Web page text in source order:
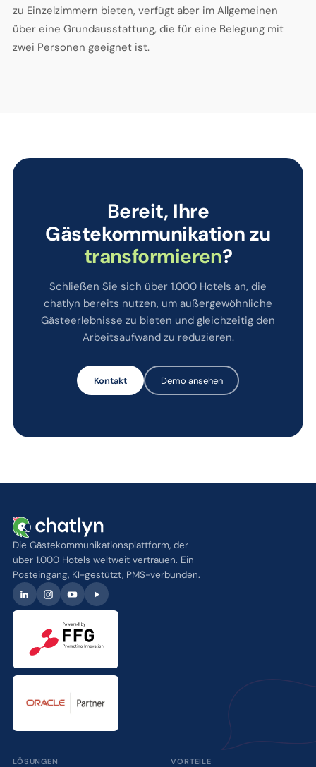
zu Einzelzimmern bieten, verfügt aber im Allgemeinen
über eine Grundausstattung, die für eine Belegung mit
zwei Personen geeignet ist.
Bereit, Ihre
Gästekommunikation zu
transformieren?
Schließen Sie sich über 1.000 Hotels an, die
chatlyn bereits nutzen, um außergewöhnliche
Gästeerlebnisse zu bieten und gleichzeitig den
Arbeitsaufwand zu reduzieren.
Kontakt Demo ansehen
Die Gästekommunikationsplattform, der
über 1.000 Hotels weltweit vertrauen. Ein
Posteingang, KI-gestützt, PMS-verbunden.
LÖSUNGEN VORTEILE